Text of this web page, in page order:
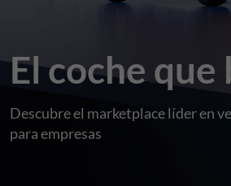
El coche que
Descubre el marketplace líder en
para empresas